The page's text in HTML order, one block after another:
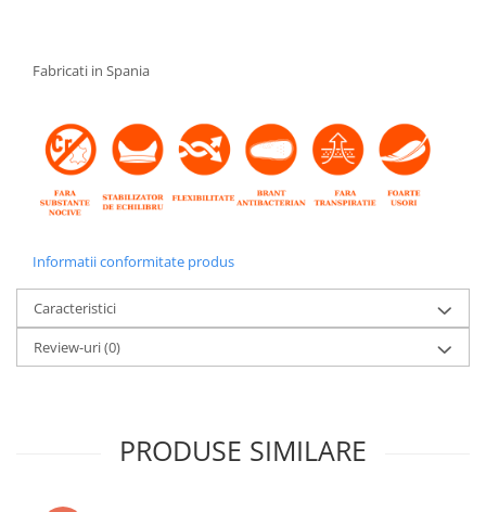
Fabricati in Spania
Informatii conformitate produs
Caracteristici
Review-uri(0)
PRODUSE SIMILARE